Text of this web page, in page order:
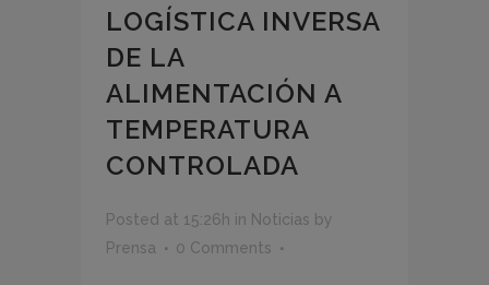
LOGÍSTICA INVERSA
DE LA
ALIMENTACIÓN A
TEMPERATURA
CONTROLADA
Posted at 15:26h in Noticias by
Prensa
0 Comments